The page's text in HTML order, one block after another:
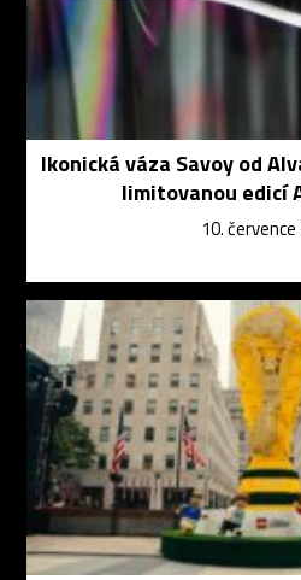
Ikonická váza Savoy od
limitovanou edicí
10.